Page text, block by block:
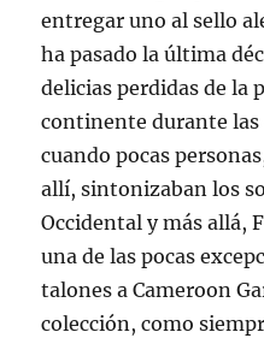
entregar uno al sello
ha pasado la última
delicias perdidas de la
continente durante las
cuando pocas
allí, sintonizaban los
Occidental y más allá,
una de las pocas
talones a Cameroon
colección, como